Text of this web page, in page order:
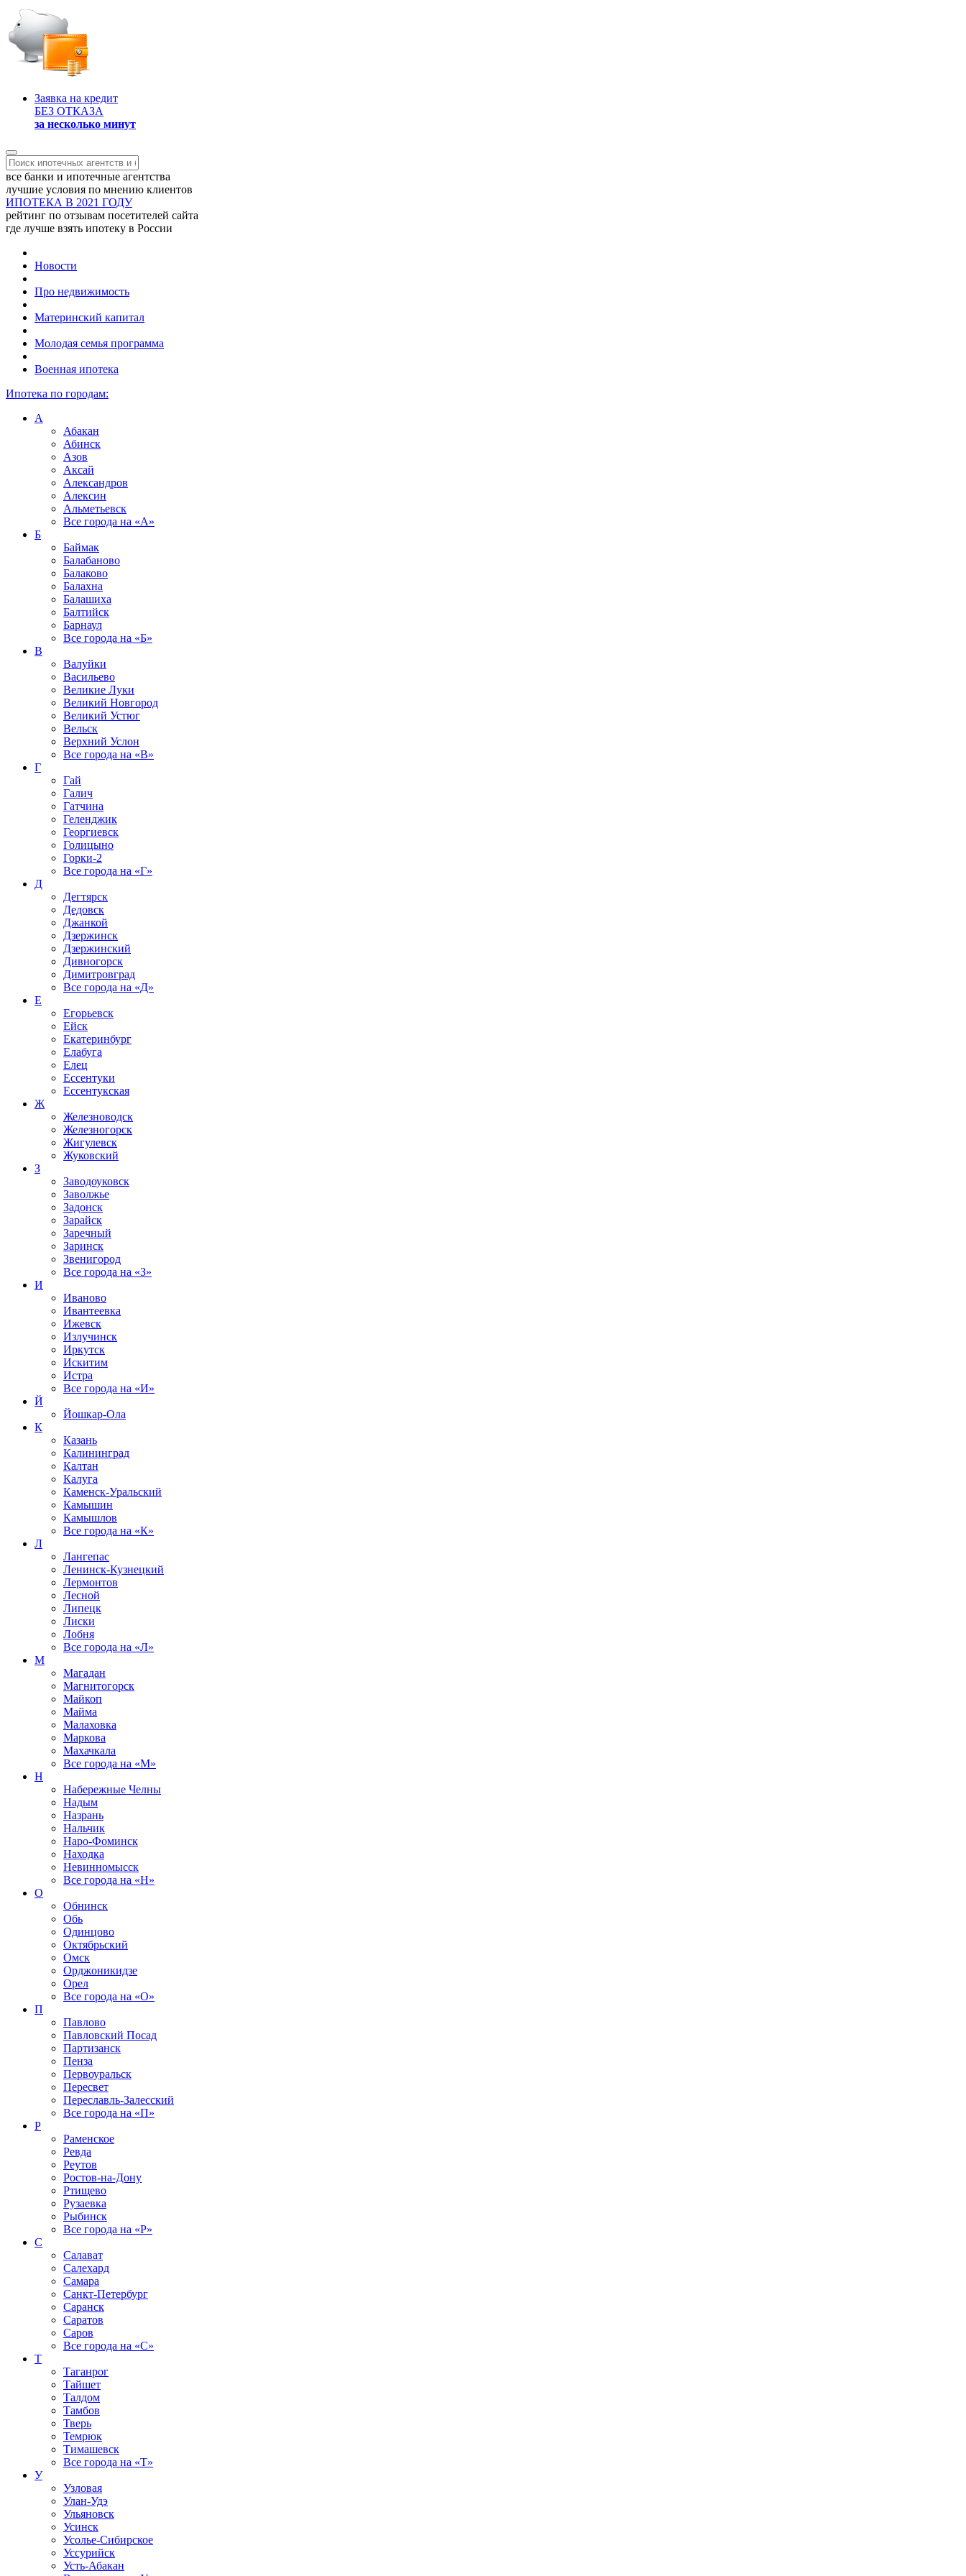
Заявка на кредит
БЕЗ ОТКАЗА
за несколько минут
все банки и ипотечные агентства
лучшие условия по мнению клиентов
ИПОТЕКА В 2021 ГОДУ
рейтинг по отзывам посетителей сайта
где лучше взять ипотеку в России
Новости
Про недвижимость
Материнский капитал
Молодая семья программа
Военная ипотека
Ипотека по городам:
А
Абакан
Абинск
Азов
Аксай
Александров
Алексин
Альметьевск
Все города на «А»
Б
Баймак
Балабаново
Балаково
Балахна
Балашиха
Балтийск
Барнаул
Все города на «Б»
В
Валуйки
Васильево
Великие Луки
Великий Новгород
Великий Устюг
Вельск
Верхний Услон
Все города на «В»
Г
Гай
Галич
Гатчина
Геленджик
Георгиевск
Голицыно
Горки-2
Все города на «Г»
Д
Дегтярск
Дедовск
Джанкой
Дзержинск
Дзержинский
Дивногорск
Димитровград
Все города на «Д»
Е
Егорьевск
Ейск
Екатеринбург
Елабуга
Елец
Ессентуки
Ессентукская
Ж
Железноводск
Железногорск
Жигулевск
Жуковский
З
Заводоуковск
Заволжье
Задонск
Зарайск
Заречный
Заринск
Звенигород
Все города на «З»
И
Иваново
Ивантеевка
Ижевск
Излучинск
Иркутск
Искитим
Истра
Все города на «И»
Й
Йошкар-Ола
К
Казань
Калининград
Калтан
Калуга
Каменск-Уральский
Камышин
Камышлов
Все города на «К»
Л
Лангепас
Ленинск-Кузнецкий
Лермонтов
Лесной
Липецк
Лиски
Лобня
Все города на «Л»
М
Магадан
Магнитогорск
Майкоп
Майма
Малаховка
Маркова
Махачкала
Все города на «М»
Н
Набережные Челны
Надым
Назрань
Нальчик
Наро-Фоминск
Находка
Невинномысск
Все города на «Н»
О
Обнинск
Обь
Одинцово
Октябрьский
Омск
Орджоникидзе
Орел
Все города на «О»
П
Павлово
Павловский Посад
Партизанск
Пенза
Первоуральск
Пересвет
Переславль-Залесский
Все города на «П»
Р
Раменское
Ревда
Реутов
Ростов-на-Дону
Ртищево
Рузаевка
Рыбинск
Все города на «Р»
С
Салават
Салехард
Самара
Санкт-Петербург
Саранск
Саратов
Саров
Все города на «С»
Т
Таганрог
Тайшет
Талдом
Тамбов
Тверь
Темрюк
Тимашевск
Все города на «Т»
У
Узловая
Улан-Удэ
Ульяновск
Усинск
Усолье-Сибирское
Уссурийск
Усть-Абакан